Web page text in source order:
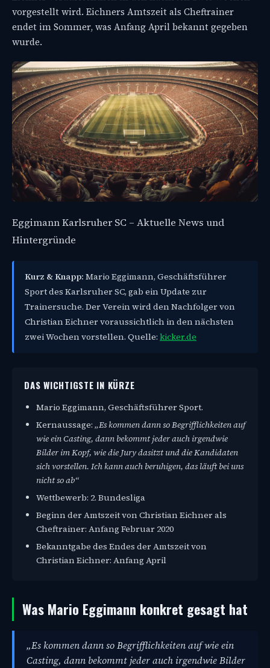
vorgestellt wird. Eichners Amtszeit als Cheftrainer
endet im Sommer, was Anfang April bekannt gegeben
wurde.
Eggimann Karlsruher SC – Aktuelle News und
Hintergründe
Kurz & Knapp: Mario Eggimann, Geschäftsführer
Sport des Karlsruher SC, gab ein Update zur
Trainersuche. Der Verein wird den Nachfolger von
Christian Eichner voraussichtlich in den nächsten
zwei Wochen vorstellen. Quelle: kicker.de
DAS WICHTIGSTE IN KÜRZE
Mario Eggimann, Geschäftsführer Sport.
Kernaussage: „Es kommen dann so Begrifflichkeiten auf
wie ein Casting, dann bekommt jeder auch irgendwie
Bilder im Kopf, wie die Jury dasitzt und die Kandidaten
sich vorstellen. Ich kann auch beruhigen, das läuft bei uns
nicht so ab“
Wettbewerb: 2. Bundesliga
Beginn der Amtszeit von Christian Eichner als
Cheftrainer: Anfang Februar 2020
Bekanntgabe des Endes der Amtszeit von
Christian Eichner: Anfang April
Was Mario Eggimann konkret gesagt hat
„Es kommen dann so Begrifflichkeiten auf wie ein
Casting, dann bekommt jeder auch irgendwie Bilder